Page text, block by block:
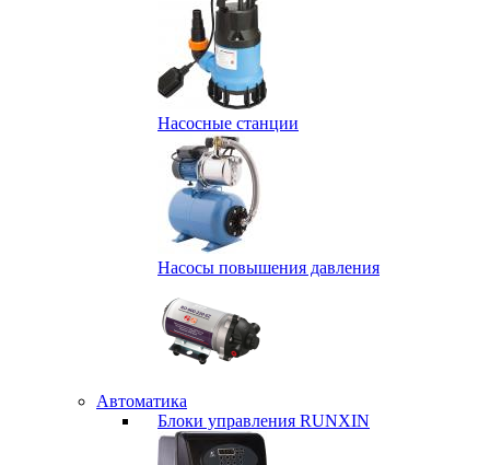
Насосные станции
Насосы повышения давления
Автоматика
Блоки управления RUNXIN